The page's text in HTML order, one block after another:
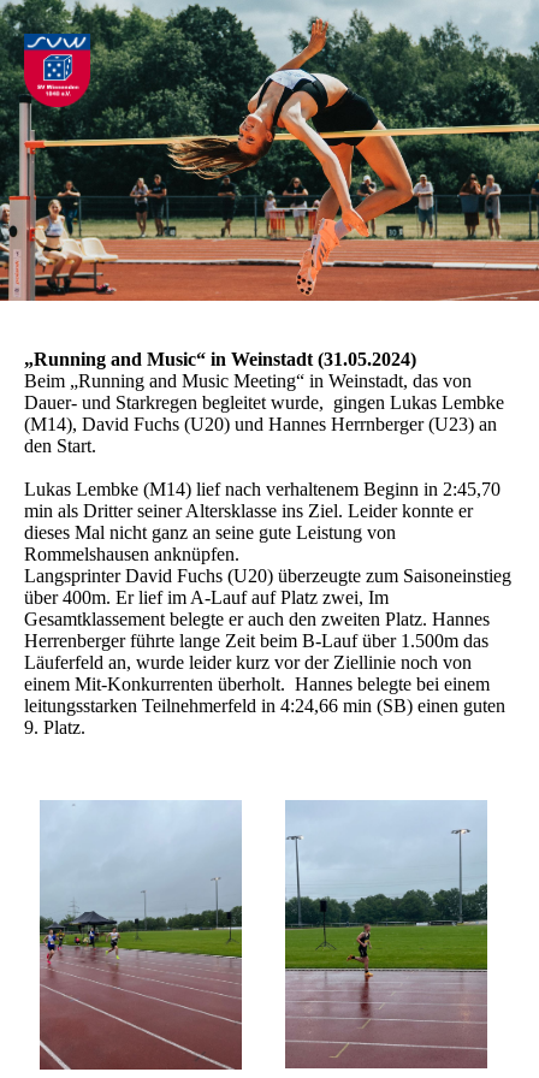
„Running and Music“ in Weinstadt (31.05.2024)
Beim „Running and Music Meeting“ in Weinstadt, das von
Dauer- und Starkregen begleitet wurde, gingen Lukas Lembke
(M14), David Fuchs (U20) und Hannes Herrnberger (U23) an
den Start.
Lukas Lembke (M14) lief nach verhaltenem Beginn in 2:45,70
min als Dritter seiner Altersklasse ins Ziel. Leider konnte er
dieses Mal nicht ganz an seine gute Leistung von
Rommelshausen anknüpfen.
Langsprinter David Fuchs (U20) überzeugte zum Saisoneinstieg
über 400m. Er lief im A-Lauf auf Platz zwei, Im
Gesamtklassement belegte er auch den zweiten Platz. Hannes
Herrenberger führte lange Zeit beim B-Lauf über 1.500m das
Läuferfeld an, wurde leider kurz vor der Ziellinie noch von
einem Mit-Konkurrenten überholt. Hannes belegte bei einem
leitungsstarken Teilnehmerfeld in 4:24,66 min (SB) einen guten
9. Platz.